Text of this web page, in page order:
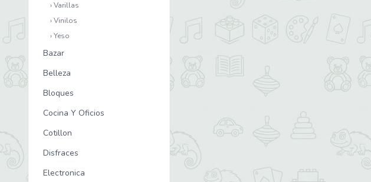
› Varillas
› Vinilos
› Yeso
Bazar
Belleza
Bloques
Cocina Y Oficios
Cotillon
Disfraces
Electronica